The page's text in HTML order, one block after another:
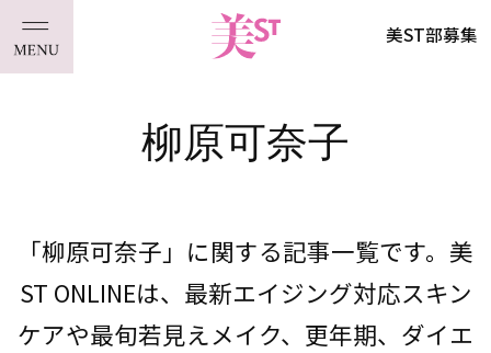
美ST部募集
柳原可奈子
「柳原可奈子」に関する記事一覧です。美
ST ONLINEは、最新エイジング対応スキン
ケアや最旬若見えメイク、更年期、ダイエ